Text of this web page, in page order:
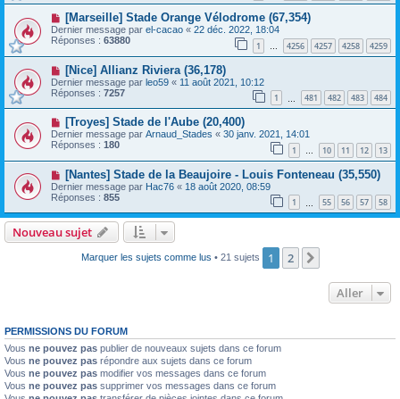
[Marseille] Stade Orange Vélodrome (67,354)
Dernier message par el-cacao « 22 déc. 2022, 18:04
Réponses : 63880 1 4256 4257 4258 4259
[Nice] Allianz Riviera (36,178)
Dernier message par leo59 « 11 août 2021, 10:12
Réponses : 7257 1 481 482 483 484
[Troyes] Stade de l'Aube (20,400)
Dernier message par Arnaud_Stades « 30 janv. 2021, 14:01
Réponses : 180 1 … 10 11 12 13
[Nantes] Stade de la Beaujoire - Louis Fonteneau (35,550)
Dernier message par Hac76 « 18 août 2020, 08:59
Réponses : 855 1 55 56 57 58
Nouveau sujet
Marquer les sujets comme lus • 21 sujets 1 2
Aller
PERMISSIONS DU FORUM
Vous ne pouvez pas publier de nouveaux sujets dans ce forum
Vous ne pouvez pas répondre aux sujets dans ce forum
Vous ne pouvez pas modifier vos messages dans ce forum
Vous ne pouvez pas supprimer vos messages dans ce forum